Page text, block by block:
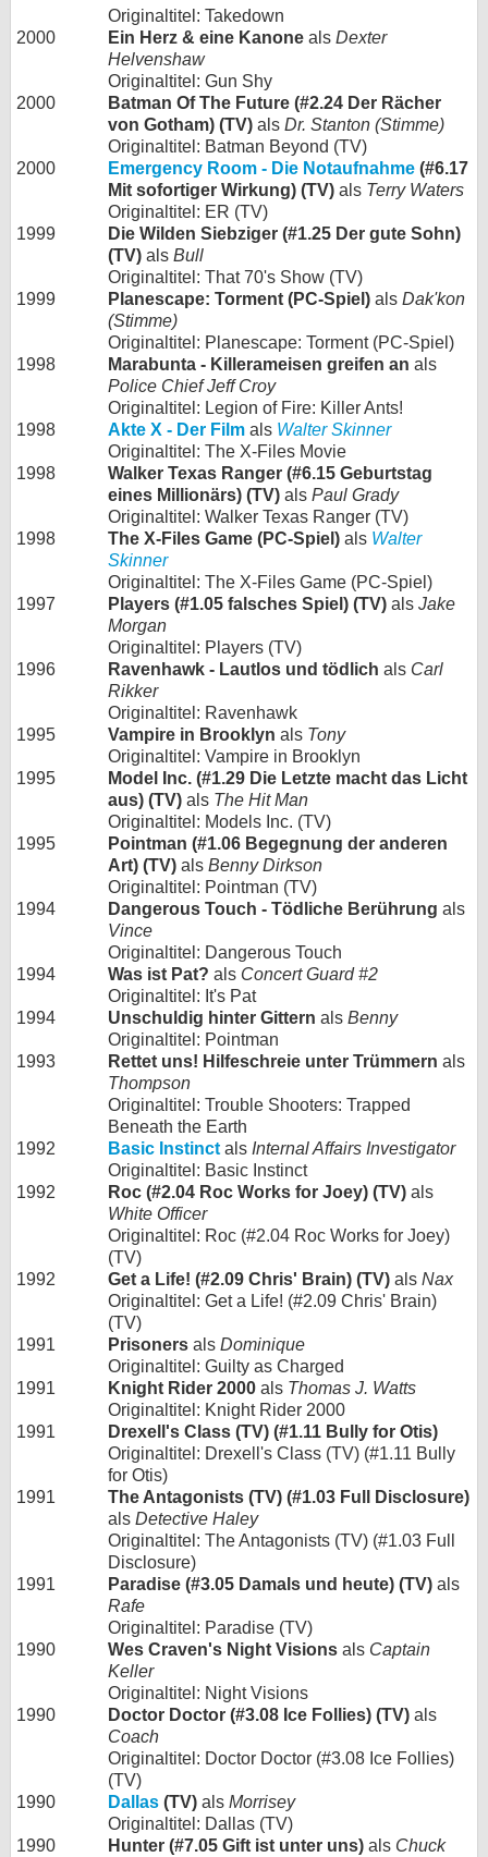
Originaltitel: Takedown
2000
Ein Herz & eine Kanone als Dexter
Helvenshaw
Originaltitel: Gun Shy
2000
Batman Of The Future (#2.24 Der Rächer
von Gotham) (TV) als Dr. Stanton (Stimme)
Originaltitel: Batman Beyond (TV)
2000
Emergency Room - Die Notaufnahme (#6.17
Mit sofortiger Wirkung) (TV) als Terry Waters
Originaltitel: ER (TV)
1999
Die Wilden Siebziger (#1.25 Der gute Sohn)
(TV) als Bull
Originaltitel: That 70's Show (TV)
1999
Planescape: Torment (PC-Spiel) als Dak'kon
(Stimme)
Originaltitel: Planescape: Torment (PC-Spiel)
1998
Marabunta - Killerameisen greifen an als
Police Chief Jeff Croy
Originaltitel: Legion of Fire: Killer Ants!
1998
Akte X - Der Film als Walter Skinner
Originaltitel: The X-Files Movie
1998
Walker Texas Ranger (#6.15 Geburtstag
eines Millionärs) (TV) als Paul Grady
Originaltitel: Walker Texas Ranger (TV)
1998
The X-Files Game (PC-Spiel) als Walter
Skinner
Originaltitel: The X-Files Game (PC-Spiel)
1997
Players (#1.05 falsches Spiel) (TV) als Jake
Morgan
Originaltitel: Players (TV)
1996
Ravenhawk - Lautlos und tödlich als Carl
Rikker
Originaltitel: Ravenhawk
1995
Vampire in Brooklyn als Tony
Originaltitel: Vampire in Brooklyn
1995
Model Inc. (#1.29 Die Letzte macht das Licht
aus) (TV) als The Hit Man
Originaltitel: Models Inc. (TV)
1995
Pointman (#1.06 Begegnung der anderen
Art) (TV) als Benny Dirkson
Originaltitel: Pointman (TV)
1994
Dangerous Touch - Tödliche Berührung als
Vince
Originaltitel: Dangerous Touch
1994
Was ist Pat? als Concert Guard #2
Originaltitel: It's Pat
1994
Unschuldig hinter Gittern als Benny
Originaltitel: Pointman
1993
Rettet uns! Hilfeschreie unter Trümmern als
Thompson
Originaltitel: Trouble Shooters: Trapped
Beneath the Earth
1992
Basic Instinct als Internal Affairs Investigator
Originaltitel: Basic Instinct
1992
Roc (#2.04 Roc Works for Joey) (TV) als
White Officer
Originaltitel: Roc (#2.04 Roc Works for Joey)
(TV)
1992
Get a Life! (#2.09 Chris' Brain) (TV) als Nax
Originaltitel: Get a Life! (#2.09 Chris' Brain)
(TV)
1991
Prisoners als Dominique
Originaltitel: Guilty as Charged
1991
Knight Rider 2000 als Thomas J. Watts
Originaltitel: Knight Rider 2000
1991
Drexell's Class (TV) (#1.11 Bully for Otis)
Originaltitel: Drexell's Class (TV) (#1.11 Bully
for Otis)
1991
The Antagonists (TV) (#1.03 Full Disclosure)
als Detective Haley
Originaltitel: The Antagonists (TV) (#1.03 Full
Disclosure)
1991
Paradise (#3.05 Damals und heute) (TV) als
Rafe
Originaltitel: Paradise (TV)
1990
Wes Craven's Night Visions als Captain
Keller
Originaltitel: Night Visions
1990
Doctor Doctor (#3.08 Ice Follies) (TV) als
Coach
Originaltitel: Doctor Doctor (#3.08 Ice Follies)
(TV)
1990
Dallas (TV) als Morrisey
Originaltitel: Dallas (TV)
1990
Hunter (#7.05 Gift ist unter uns) als Chuck